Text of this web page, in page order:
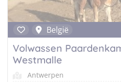
België
Volwassen
Westmalle
Antwerpen